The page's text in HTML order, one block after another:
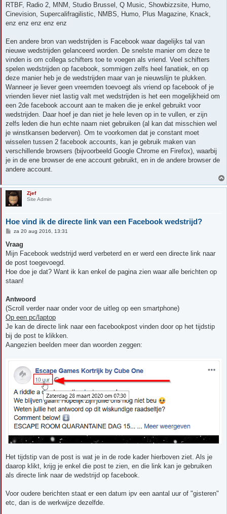
RTBF, Radio 2, MNM, Studio Brussel, Q Music, Showbizzsite, Humo,
Cinevision, Supercalifragilistic, NMBS, Humo, Plus Magazine, Knack,
enz enz enz enz enz
Een andere bron van wedstrijden is Facebook waar dagelijks tal van
nieuwe wedstrijden gelanceerd worden. De snelste manier om deze te
vinden is om collega schifters toe te voegen als vriend. Veel schifters
spelen wedstrijden op facebook, sommigen zelfs heel fanatiek, en op
deze manier heb je de wedstrijden maar van je nieuwslijn te plukken.
Wanneer je liever geen vreemden toevoegt als vriend op facebook of je
vrienden liever niet lastig valt met wedstrijden is het een mogelijkheid om
een 2de facebook account aan te maken die je enkel gebruikt voor
wedstrijden. Daar hoef je dan niet je hele leven op in te vullen, er zijn
zelfs leden die hun echte naam niet gebruiken (al kan dat misschien wel
je winstkansen bederven). Om te voorkomen dat je constant moet
wisselen tussen 2 facebook accounts, kan je gebruik maken van
verschillende browsers (bijvoorbeeld Google Chrome en Firefox), waarbij
je in de ene browser de ene account gebruikt, en in de andere browser de
andere account.
Zjef
Site Admin
Hoe vind ik de directe link van een Facebook wedstrijd?
B
r
c
h
za 20 aug 2016, 13:31
Vraag
Mijn Facebook wedstrijd werd verbeterd en er werd een directe link naar
de post toegevoegd.
Hoe doe je dat? Want ik kan enkel de pagina zien waar alle berichten op
staan!
Antwoord
(Scroll verder naar onder voor de uitleg op een smartphone)
Op een pc/laptop
Je kan de directe link naar een facebookpost vinden door op het tijdstip
bij de post te klikken.
Aangezien beelden meer dan woorden zeggen:
Het tijdstip van de post is wat je in de rode kader hierboven ziet. Als je
daarop klikt, krijg je enkel die post te zien, en die link kan je gebruiken
als directe link naar de wedstrijd op facebook.
Voor oudere berichten staat er een datum ipv een aantal uur of "gisteren"
etc, dan is de werkwijze dezelfde.